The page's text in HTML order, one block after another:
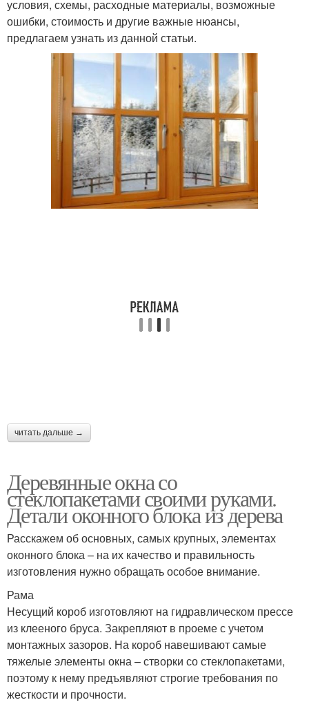
условия, схемы, расходные материалы, возможные
ошибки, стоимость и другие важные нюансы,
предлагаем узнать из данной статьи.
читать дальше →
Деревянные окна со
стеклопакетами своими руками.
Детали оконного блока из дерева
Расскажем об основных, самых крупных, элементах
оконного блока – на их качество и правильность
изготовления нужно обращать особое внимание.
Рама
Несущий короб изготовляют на гидравлическом прессе
из клееного бруса. Закрепляют в проеме с учетом
монтажных зазоров. На короб навешивают самые
тяжелые элементы окна – створки со стеклопакетами,
поэтому к нему предъявляют строгие требования по
жесткости и прочности.